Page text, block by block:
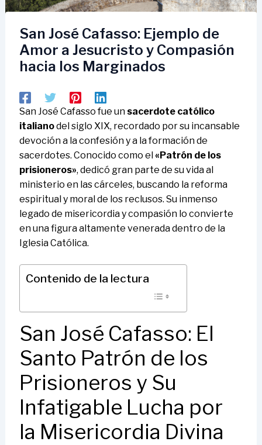
San José Cafasso: Ejemplo de
Amor a Jesucristo y Compasión
hacia los Marginados
San José Cafasso fue un sacerdote católico
italianodel siglo XIX, recordado por su incansable
devoción a la confesión y a la formación de
sacerdotes. Conocido como el«Patrón de los
prisioneros», dedicó gran parte de su vida al
ministerio en las cárceles, buscando la reforma
espiritual y moral de los reclusos. Su inmenso
legado de misericordia y compasión lo convierte
en una figura altamente venerada dentro de la
Iglesia Católica.
Contenido de la lectura
San José Cafasso: El
Santo Patrón de los
Prisioneros y Su
Infatigable Lucha por
la Misericordia Divina